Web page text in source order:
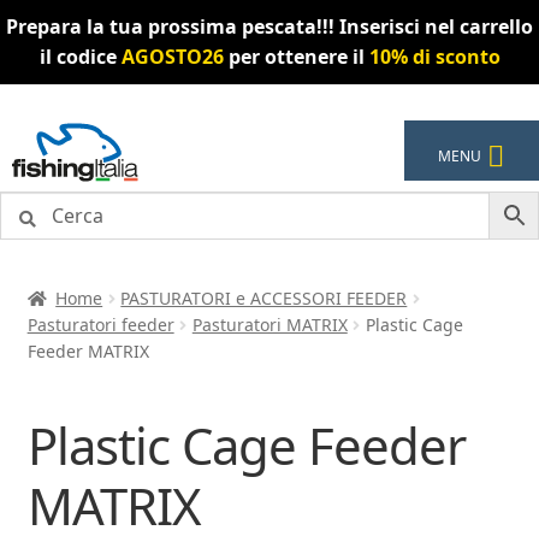
Prepara la tua prossima pescata!!! Inserisci nel carrello
il codiceAGOSTO26per ottenere il 10% di sconto
alla
navigazione
al
contenuto
MENU
Home
PASTURATORI e ACCESSORI FEEDER
Pasturatori feeder
Pasturatori MATRIX
Plastic Cage
Feeder MATRIX
Plastic Cage Feeder
MATRIX